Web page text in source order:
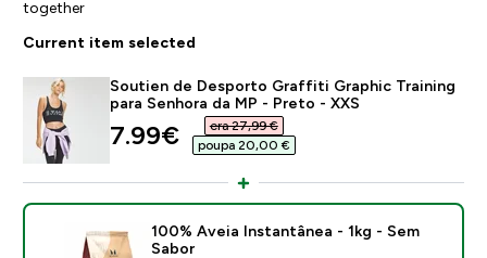
together
Current item selected
Soutien de Desporto Graffiti Graphic Training
para Senhora da MP - Preto - XXS
discounted price
7.99€‎
era 27,99 €‎
poupa 20,00 €‎
100% Aveia Instantânea - 1kg - Sem
Sabor